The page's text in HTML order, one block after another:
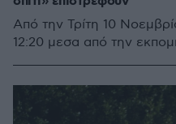
Από την Τρίτη 10
12:20 μεσα από την